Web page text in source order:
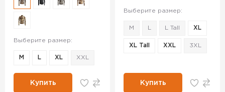
Выберите размер:
M L XL XXL
Купить
Выберите размер:
M L Tall XL
XL Tall XXL 3XL
Купить